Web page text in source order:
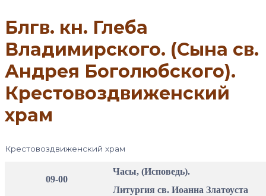
Блгв. кн. Глеба
Владимирского. (Сына св.
Андрея Боголюбского).
Крестовоздвиженский
храм
Крестовоздвиженский храм
09-00
Часы, (Исповедь).
Литургия св. Иоанна Златоуста